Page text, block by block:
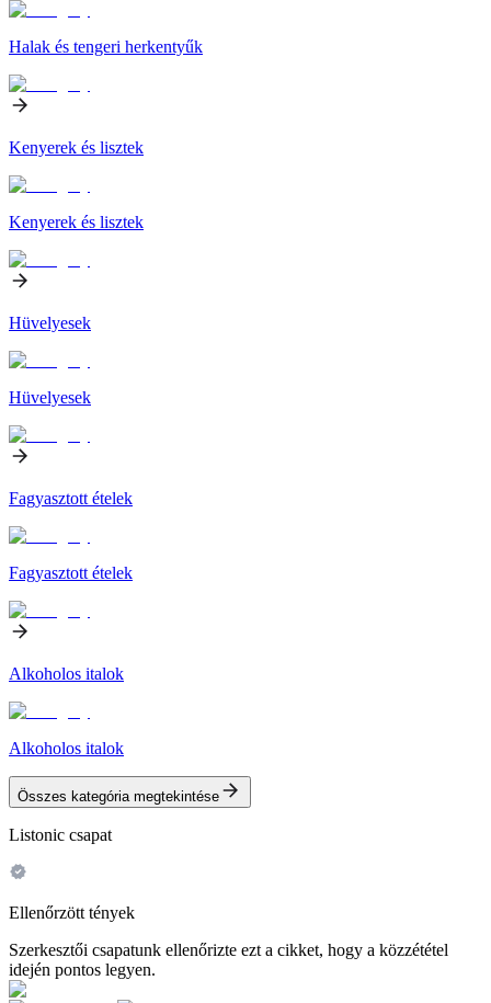
Halak és tengeri herkentyűk
Kenyerek és lisztek
Kenyerek és lisztek
Hüvelyesek
Hüvelyesek
Fagyasztott ételek
Fagyasztott ételek
Alkoholos italok
Alkoholos italok
Összes kategória megtekintése
Listonic csapat
Ellenőrzött tények
Szerkesztői csapatunk ellenőrizte ezt a cikket, hogy a közzététel
idején pontos legyen.